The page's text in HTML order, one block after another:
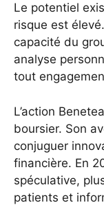
Le potentiel
risque est
capacité du
analyse
tout
L’action
boursier. Son
conjuguer
financière. En
spéculative,
patients et